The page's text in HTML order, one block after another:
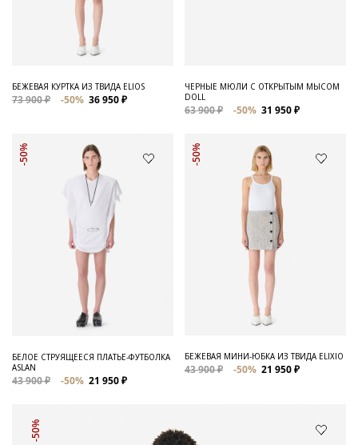
Распродажа
Для нее
БЕЖЕВАЯ КУРТКА ИЗ ТВИДА ELIOS
73 900 ₽ -50% 36 950 ₽
ЧЕРНЫЕ МЮЛИ С ОТКРЫТЫМ МЫСОМ
DOLL
63 900 ₽ -50% 31 950 ₽
-50%
БЕЛОЕ СТРУЯЩЕЕСЯ ПЛАТЬЕ-ФУТБОЛКА
ASLAN
43 900 ₽ -50% 21 950 ₽
-50%
БЕЖЕВАЯ МИНИ-ЮБКА ИЗ ТВИДА ELIXIO
43 900 ₽ -50% 21 950 ₽
-50%